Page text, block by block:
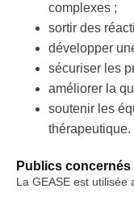
complexes ;
sortir des
développer
sécuriser les
améliorer la
soutenir les
thérapeutique.
Publics concernés
La GEASE est utilisée